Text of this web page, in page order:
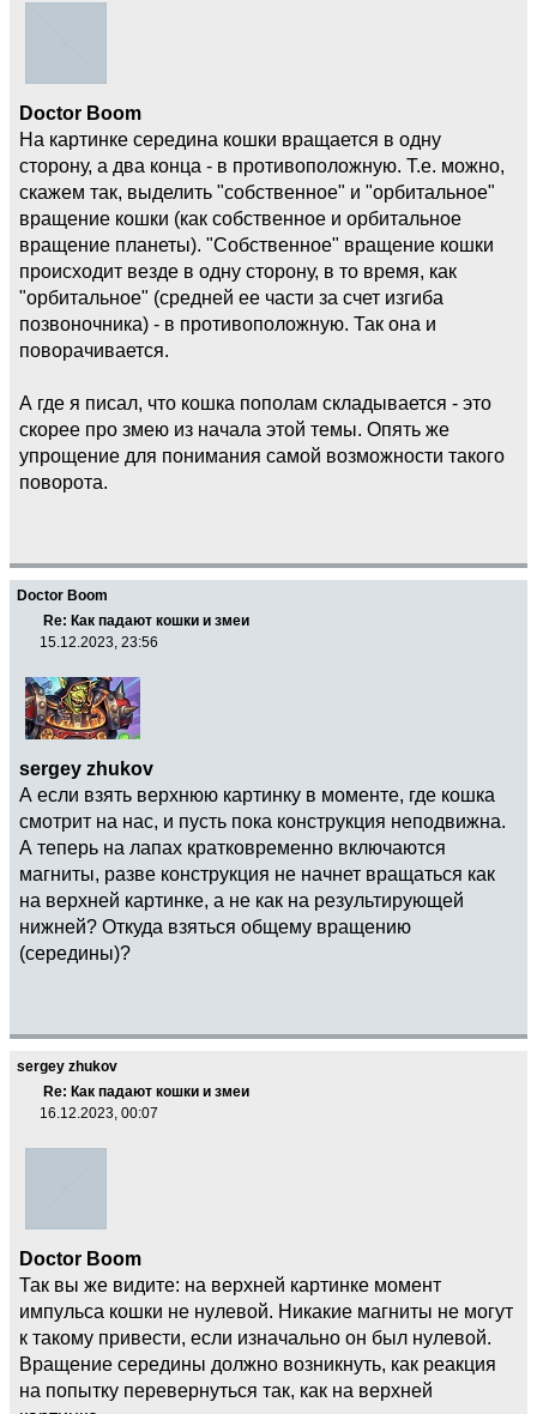
Doctor Boom
На картинке середина кошки вращается в одну
сторону, а два конца - в противоположную. Т.е. можно,
скажем так, выделить "собственное" и "орбитальное"
вращение кошки (как собственное и орбитальное
вращение планеты). "Собственное" вращение кошки
происходит везде в одну сторону, в то время, как
"орбитальное" (средней ее части за счет изгиба
позвоночника) - в противоположную. Так она и
поворачивается.
А где я писал, что кошка пополам складывается - это
скорее про змею из начала этой темы. Опять же
упрощение для понимания самой возможности такого
поворота.
Doctor Boom
Re: Как падают кошки и змеи
15.12.2023, 23:56
sergey zhukov
А если взять верхнюю картинку в моменте, где кошка
смотрит на нас, и пусть пока конструкция неподвижна.
А теперь на лапах кратковременно включаются
магниты, разве конструкция не начнет вращаться как
на верхней картинке, а не как на результирующей
нижней? Откуда взяться общему вращению
(середины)?
sergey zhukov
Re: Как падают кошки и змеи
16.12.2023, 00:07
Doctor Boom
Так вы же видите: на верхней картинке момент
импульса кошки не нулевой. Никакие магниты не могут
к такому привести, если изначально он был нулевой.
Вращение середины должно возникнуть, как реакция
на попытку перевернуться так, как на верхней